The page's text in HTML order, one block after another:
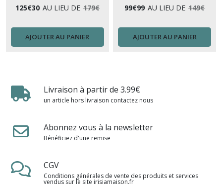
125€30 AU LIEU DE 179€
AJOUTER AU PANIER
99€99 AU LIEU DE 149€
AJOUTER AU PANIER
Livraison à partir de 3.99€
un article hors livraison contactez nous
Abonnez vous à la newsletter
Bénéficiez d'une remise
CGV
Conditions générales de vente des produits et services
vendus sur le site irisiamaison.fr